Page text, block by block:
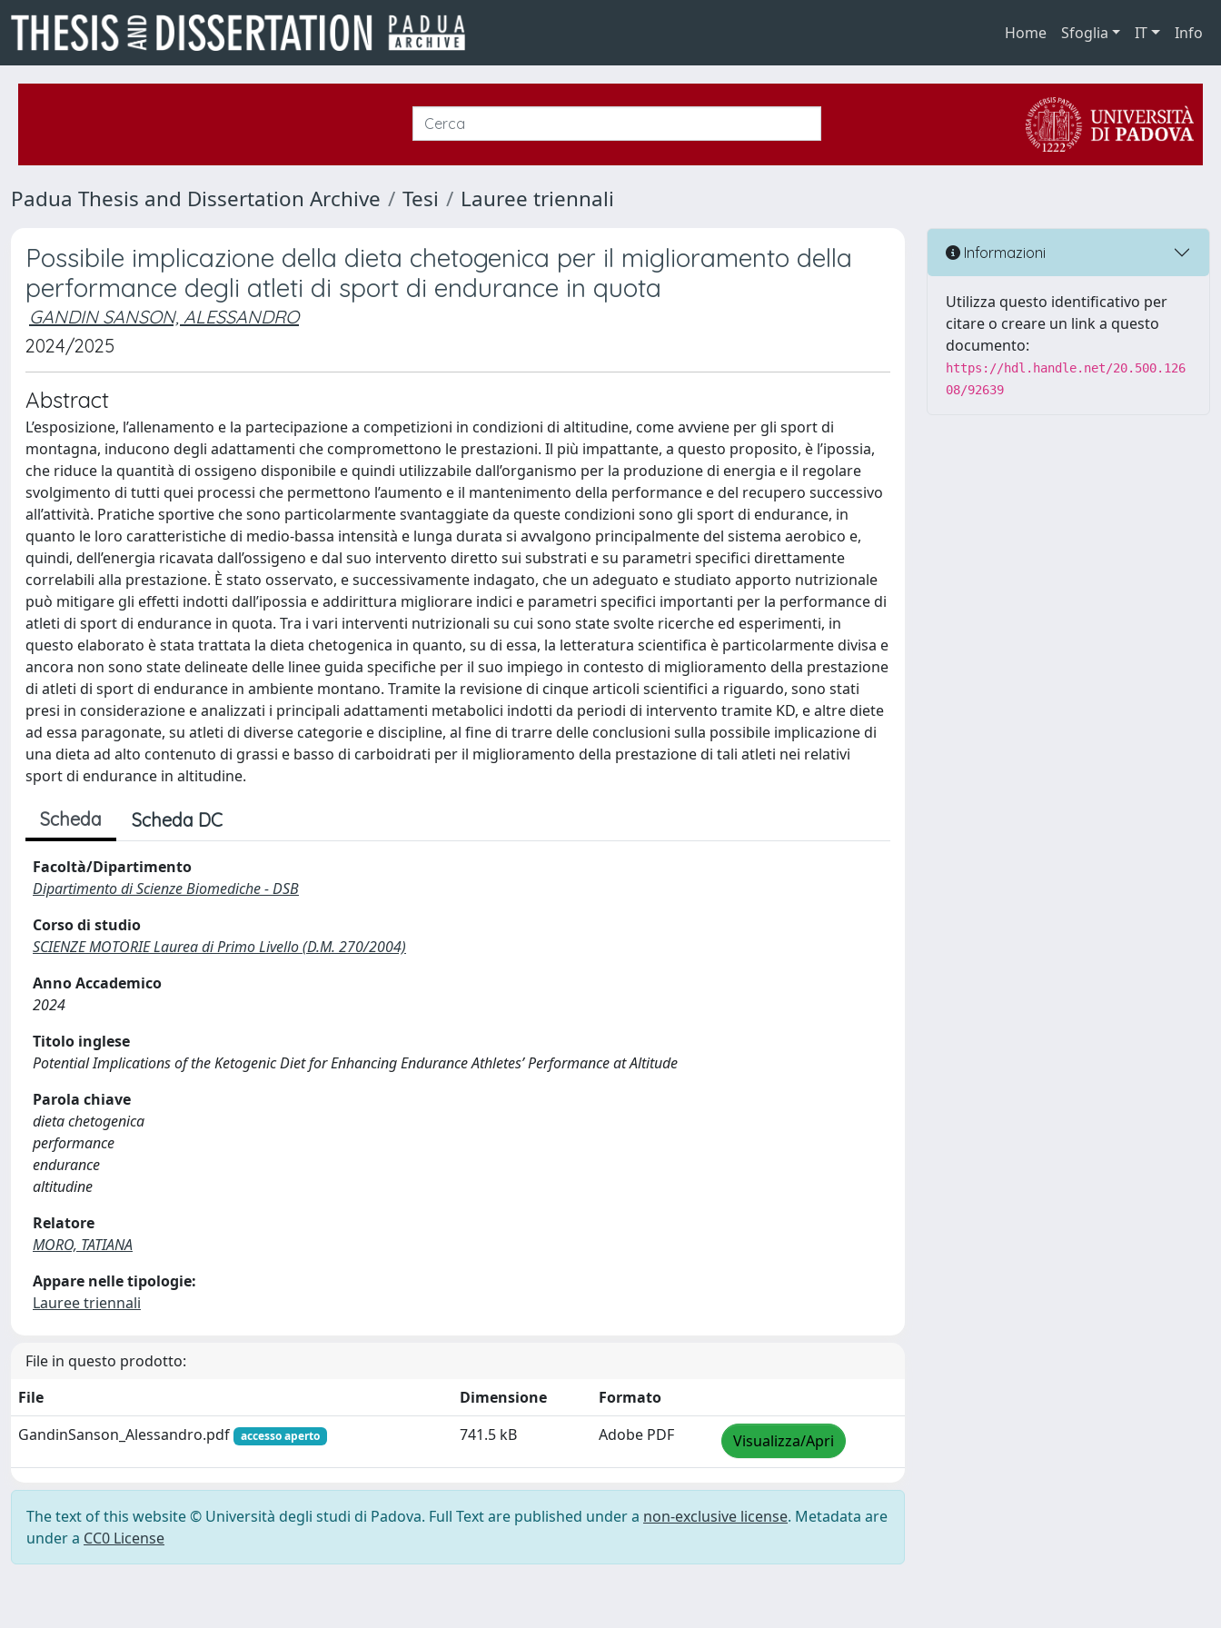
Home Sfoglia IT Info
Padua Thesis and Dissertation Archive Tesi Lauree triennali
Possibile implicazione della dieta chetogenica per il miglioramento della
performance degli atleti di sport di endurance in quota
GANDIN SANSON, ALESSANDRO
2024/2025
Abstract
L’esposizione, l’allenamento e la partecipazione a competizioni in condizioni di altitudine, come avviene per gli sport di
montagna, inducono degli adattamenti che compromettono le prestazioni. Il più impattante, a questo proposito, è l’ipossia,
che riduce la quantità di ossigeno disponibile e quindi utilizzabile dall’organismo per la produzione di energia e il regolare
svolgimento di tutti quei processi che permettono l’aumento e il mantenimento della performance e del recupero successivo
all’attività. Pratiche sportive che sono particolarmente svantaggiate da queste condizioni sono gli sport di endurance, in
quanto le loro caratteristiche di medio-bassa intensità e lunga durata si avvalgono principalmente del sistema aerobico e,
quindi, dell’energia ricavata dall’ossigeno e dal suo intervento diretto sui substrati e su parametri specifici direttamente
correlabili alla prestazione. È stato osservato, e successivamente indagato, che un adeguato e studiato apporto nutrizionale
può mitigare gli effetti indotti dall’ipossia e addirittura migliorare indici e parametri specifici importanti per la performance di
atleti di sport di endurance in quota. Tra i vari interventi nutrizionali su cui sono state svolte ricerche ed esperimenti, in
questo elaborato è stata trattata la dieta chetogenica in quanto, su di essa, la letteratura scientifica è particolarmente divisa e
ancora non sono state delineate delle linee guida specifiche per il suo impiego in contesto di miglioramento della prestazione
di atleti di sport di endurance in ambiente montano. Tramite la revisione di cinque articoli scientifici a riguardo, sono stati
presi in considerazione e analizzati i principali adattamenti metabolici indotti da periodi di intervento tramite KD, e altre diete
ad essa paragonate, su atleti di diverse categorie e discipline, al fine di trarre delle conclusioni sulla possibile implicazione di
una dieta ad alto contenuto di grassi e basso di carboidrati per il miglioramento della prestazione di tali atleti nei relativi
sport di endurance in altitudine.
Scheda Scheda DC
Facoltà/Dipartimento
Dipartimento di Scienze Biomediche - DSB
Corso di studio
SCIENZE MOTORIE Laurea di Primo Livello (D.M. 270/2004)
Anno Accademico
2024
Titolo inglese
Potential Implications of the Ketogenic Diet for Enhancing Endurance Athletes’ Performance at Altitude
Parola chiave
dieta chetogenica
performance
endurance
altitudine
Relatore
MORO, TATIANA
Appare nelle tipologie:
Lauree triennali
File in questo prodotto:
File
Dimensione
Formato
GandinSanson_Alessandro.pdf
accesso aperto 741.5 kB Adobe PDF Visualizza/Apri
The text of this website © Università degli studi di Padova. Full Text are published under a non-exclusive license. Metadata are
under a CC0 License
Informazioni
Utilizza questo identificativo per
citare o creare un link a questo
documento:
https://hdl.handle.net/20.500.126
08/92639